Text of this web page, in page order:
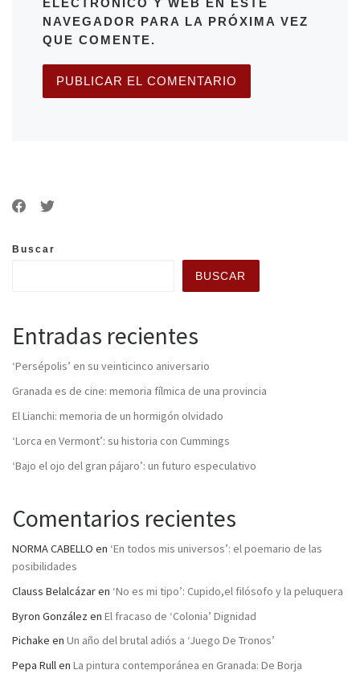
NAVEGADOR PARA LA PRÓXIMA VEZ
QUE COMENTE.
Buscar
BUSCAR
Entradas recientes
‘Persépolis’ en su veinticinco aniversario
Granada es de cine: memoria fílmica de una provincia
El Lianchi: memoria de un hormigón olvidado
‘Lorca en Vermont’: su historia con Cummings
‘Bajo el ojo del gran pájaro’: un futuro especulativo
Comentarios recientes
NORMA CABELLO en ‘En todos mis universos’: el poemario de las
posibilidades
Clauss Belalcázaren ‘No es mi tipo’: Cupido,el filósofo y la peluquera
Byron González en El fracaso de ‘Colonia’ Dignidad
Pichake en Un año del brutal adiós a ‘Juego De Tronos’
Pepa Rullen La pintura contemporánea en Granada: De Borja